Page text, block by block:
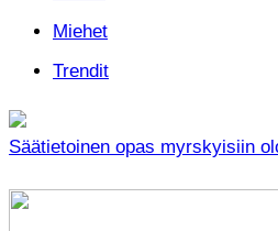
Miehet
Trendit
Säätietoinen opas myrskyisiin